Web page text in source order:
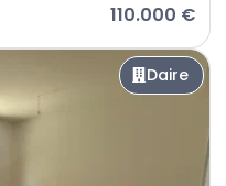
110.000 €
Daire